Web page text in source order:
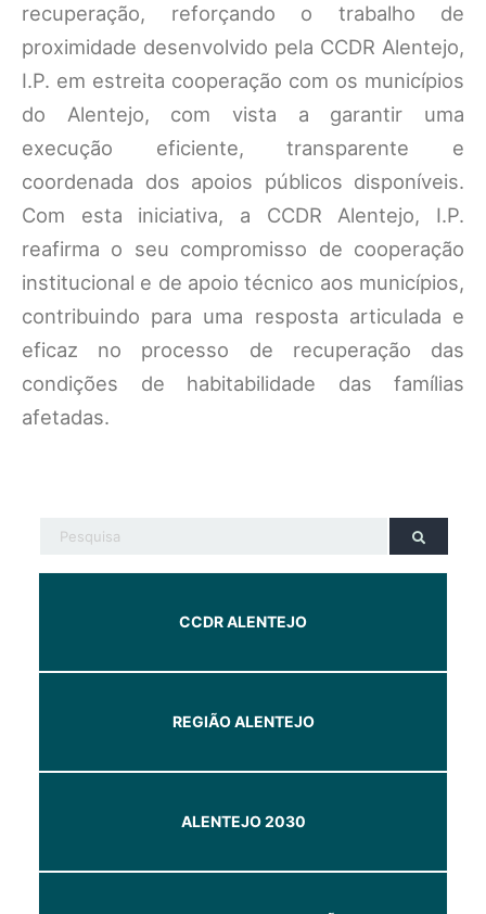
recuperação, reforçando o trabalho de
proximidade desenvolvido pela CCDR Alentejo,
I.P. em estreita cooperação com os municípios
do Alentejo, com vista a garantir uma
execução eficiente, transparente e
coordenada dos apoios públicos disponíveis.
Com esta iniciativa, a CCDR Alentejo, I.P.
reafirma o seu compromisso de cooperação
institucional e de apoio técnico aos municípios,
contribuindo para uma resposta articulada e
eficaz no processo de recuperação das
condições de habitabilidade das famílias
afetadas.
CCDR ALENTEJO
REGIÃO ALENTEJO
ALENTEJO 2030